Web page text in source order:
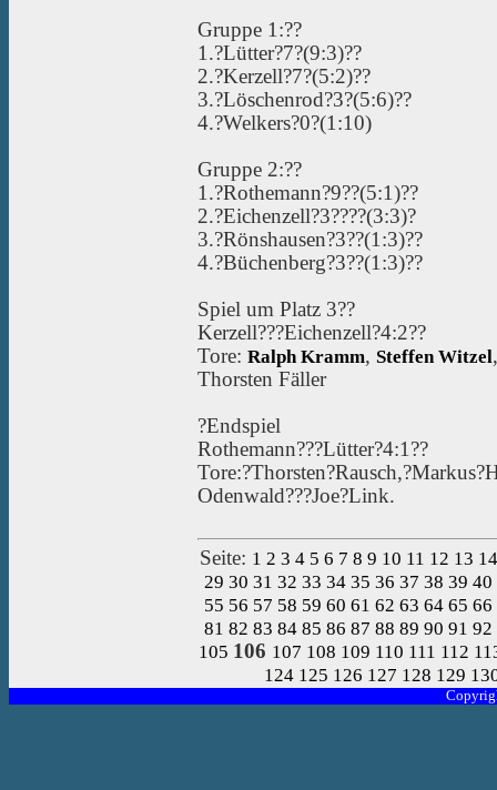
Gruppe 1:??
1.?Lütter?7?(9:3)??
2.?Kerzell?7?(5:2)??
3.?Löschenrod?3?(5:6)??
4.?Welkers?0?(1:10)
Gruppe 2:??
1.?Rothemann?9??(5:1)??
2.?Eichenzell?3????(3:3)?
3.?Rönshausen?3??(1:3)??
4.?Büchenberg?3??(1:3)??
Spiel um Platz 3??
Kerzell???Eichenzell?4:2??
Tore: Ralph Kramm, Steffen Witzel
Thorsten Fäller
?Endspiel
Rothemann???Lütter?4:1??
Odenwald???Joe?Link.
Seite: 1 2 3 4 5 6 7 8 9 10 11 12 13
29 30 31 32 33 34 35 36 37 38 39 40
55 56 57 58 59 60 61 62 63 64 65 66
81 82 83 84 85 86 87 88 89 90 91 92
105 106 107 108 109 110 111 112
124 125 126 127 128 129